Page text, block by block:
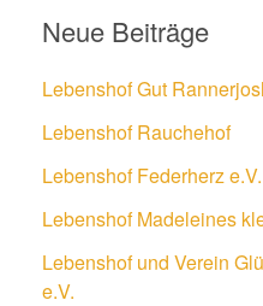
Neue Beiträge
Lebenshof Gut Rannerjosl
Lebenshof Rauchehof
Lebenshof Federherz e.V.
Lebenshof Madeleines
Lebenshof und Verein
e.V.